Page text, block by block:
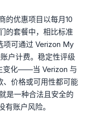
的优惠项目以每月10
的套餐中，相比标准
项可通过 Verizon My
户计费。稳定性评级
变化——当 Verizon 与
价格或可用性都可能
是一种合法且安全的
账户风险。